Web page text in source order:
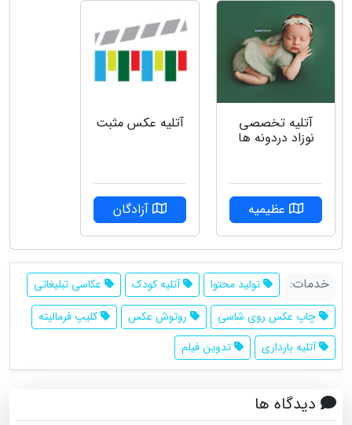
آتلیه تخصصی
نوزاد دردونه ها
عظیمیه
آتلیه عکس مثبت
آزادگان
خدمات: تولید محتوا آتلیه کودک
عکاسی تبلیغاتی
چاپ عکس روی شاسی
روتوش عکس
کلیپ فرمالیته
آتلیه بارداری
تدوین فیلم
دیدگاه ها